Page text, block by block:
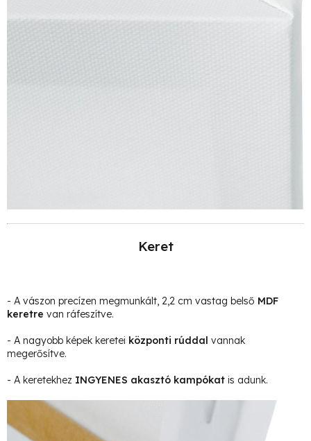
Keret
- A vászon precízen megmunkált, 2,2 cm vastag belső MDF
keretre van ráfeszítve.
- A nagyobb képek keretei központi rúddal vannak
megerősítve.
- A keretekhez INGYENES akasztó kampókat is adunk.